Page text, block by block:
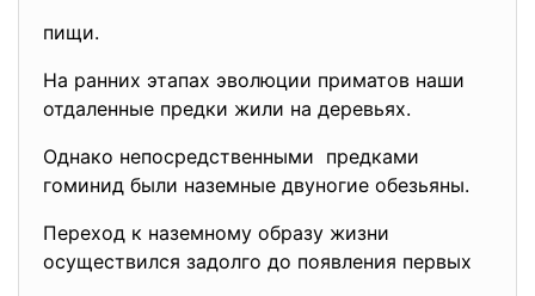
пищи.
На ранних этапах эволюции приматов наши
отдаленные предки жили на деревьях.
Однако непосредственными предками
гоминид были наземные двуногие обезьяны.
Переход к наземному образу жизни
осуществился задолго до появления первых